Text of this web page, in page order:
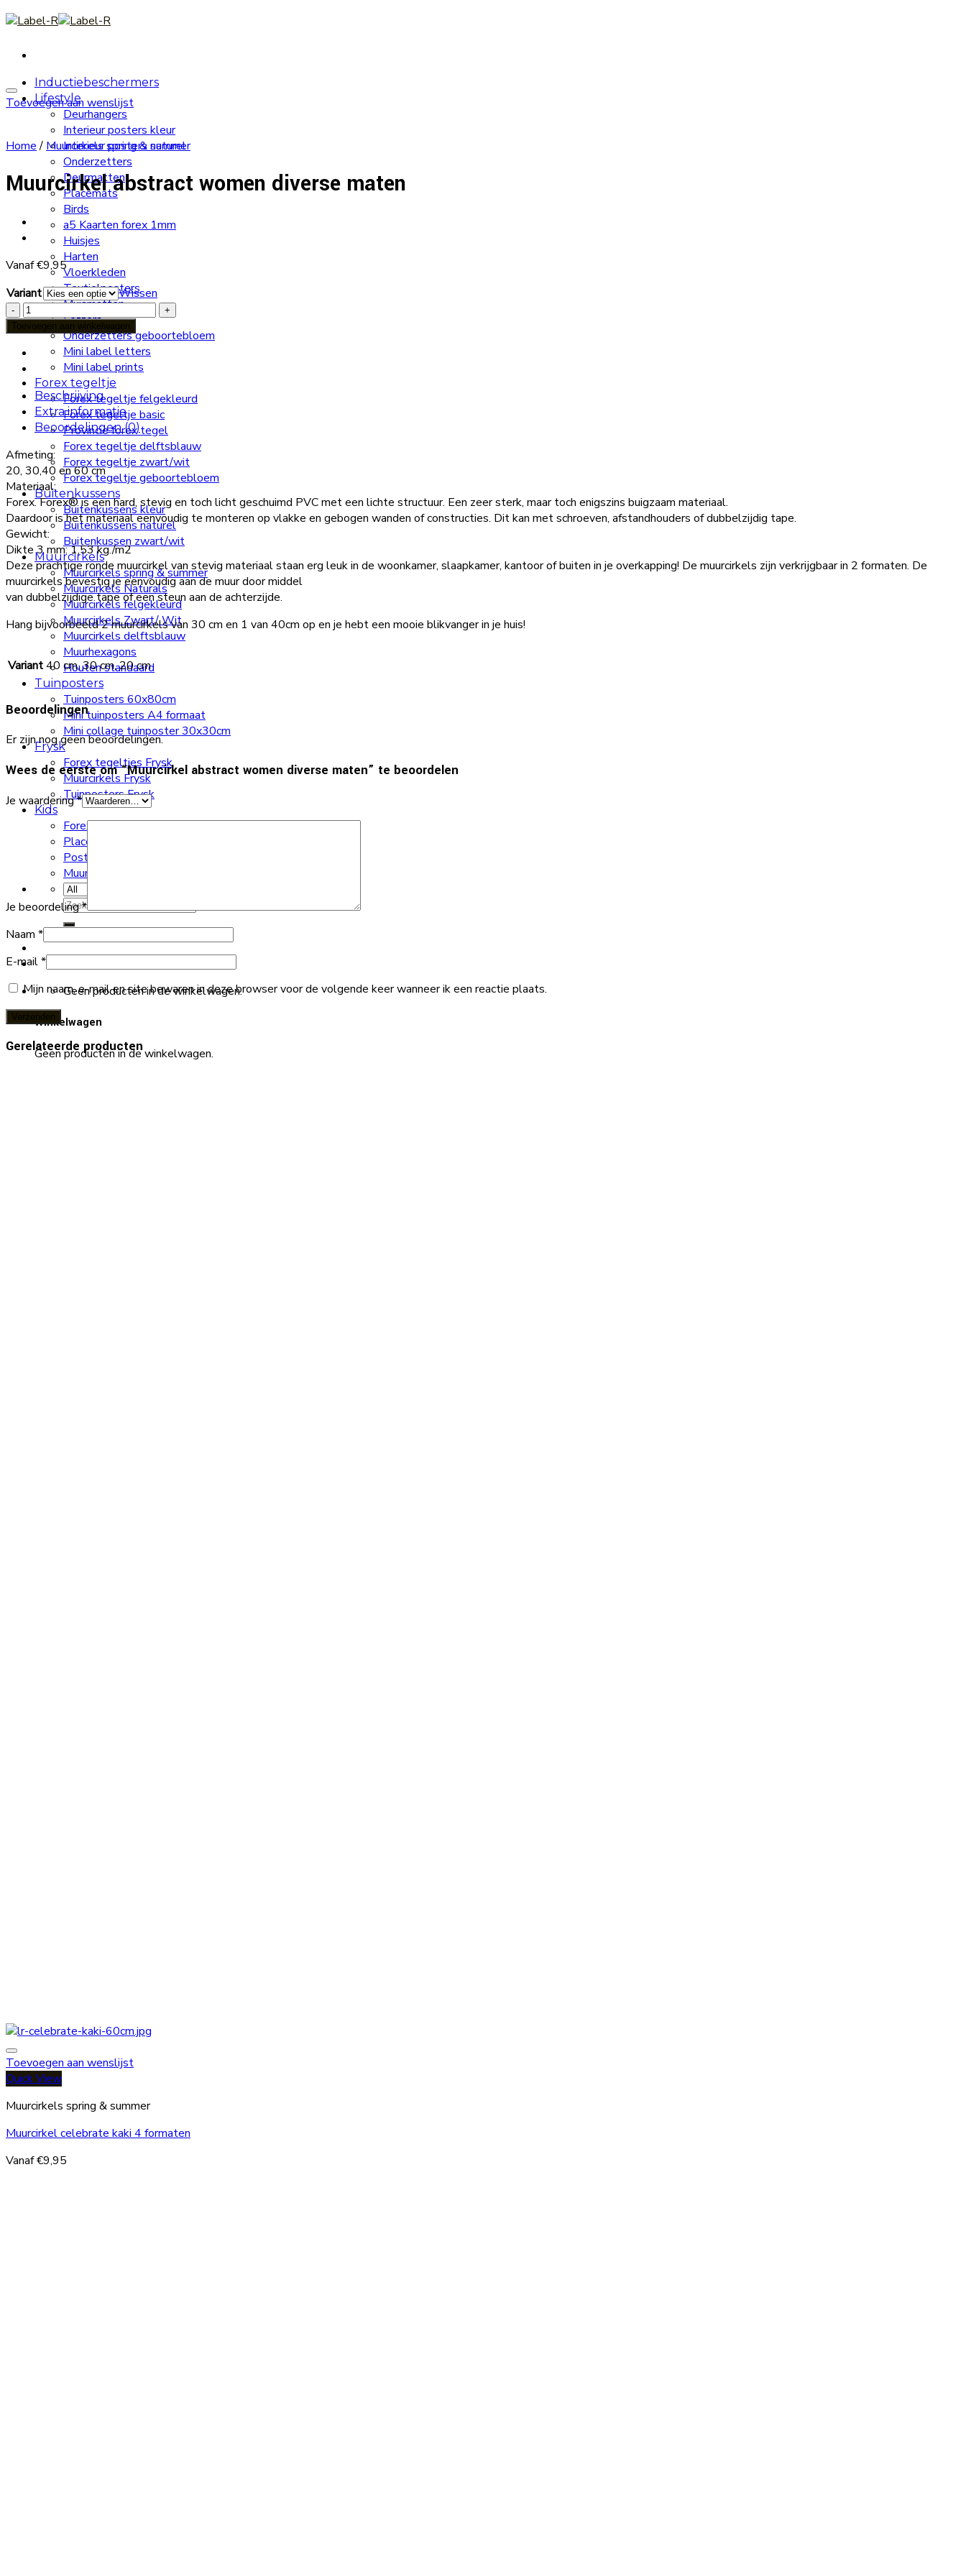
Skip
to
Inductiebeschermers
Lifestyle
Deurhangers
Interieur posters kleur
Interieur posters naturel
Onderzetters
Deurmatten
Placemats
Birds
a5 Kaarten forex 1mm
Huisjes
Harten
Vloerkleden
Textielposters
Muismatten
Letters
Onderzetters geboortebloem
Mini label letters
Mini label prints
Forex tegeltje
Forex tegeltje felgekleurd
Forex tegeltje basic
Provincie forex tegel
Forex tegeltje delftsblauw
Forex tegeltje zwart/wit
Forex tegeltje geboortebloem
Buitenkussens
Buitenkussens kleur
Buitenkussens naturel
Buitenkussen zwart/wit
Muurcirkels
Muurcirkels spring & summer
Muurcirkels Naturals
Muurcirkels felgekleurd
Muurcirkels Zwart/ Wit
Muurcirkels delftsblauw
Muurhexagons
Houten standaard
Tuinposters
Tuinposters 60x80cm
Mini tuinposters A4 formaat
Mini collage tuinposter 30x30cm
Frysk
Forex tegeltjes Frysk
Muurcirkels Frysk
Tuinposters Frysk
Kids
Forex tegeltje kids
Placemat kids
Poster kinderkamer
Muurcirkels kids
Zoeken
naar:
Geen producten in de winkelwagen.
Winkelwagen
Geen producten in de winkelwagen.
Toevoegen aan wenslijst
Home / Muurcirkels spring & summer
Muurcirkel abstract women diverse maten
Vanaf€9,95
Variant
Wissen
Muurcirkel
abstract
women
diverse
maten
aantal
Toevoegen aan winkelwagen
Beschrijving
Extra informatie
Beoordelingen (0)
Afmeting:
20, 30,40 en 60 cm
Materiaal:
Forex. Forex® is een hard, stevig en toch licht geschuimd PVC met een lichte structuur. Een zeer sterk, maar toch enigszins buigzaam materiaal.
Daardoor is het materiaal eenvoudig te monteren op vlakke en gebogen wanden of constructies. Dit kan met schroeven, afstandhouders of dubbelzijdig tape.
Gewicht:
Dikte 3 mm: 1,53 kg./m2
Deze prachtige ronde muurcirkel van stevig materiaal staan erg leuk in de woonkamer, slaapkamer, kantoor of buiten in je overkapping! De muurcirkels zijn verkrijgbaar in 2 formaten. De
muurcirkels bevestig je eenvoudig aan de muur door middel
van dubbelzijdige tape of een steun aan de achterzijde.
Hang bijvoorbeeld 2 muurcirkels van 30 cm en 1 van 40cm op en je hebt een mooie blikvanger in je huis!
Variant40 cm, 30 cm, 20 cm
Beoordelingen
Er zijn nog geen beoordelingen.
Wees de eerste om “Muurcirkel abstract women diverse maten” te beoordelen
Je waardering*
Je beoordeling*
Naam *
E-mail*
Mijn naam, e-mail en site bewaren in deze browser voor de volgende keer wanneer ik een reactie plaats.
Gerelateerde producten
Toevoegen aan wenslijst
Quick View
Muurcirkels spring & summer
Muurcirkel celebrate kaki 4 formaten
Vanaf€9,95